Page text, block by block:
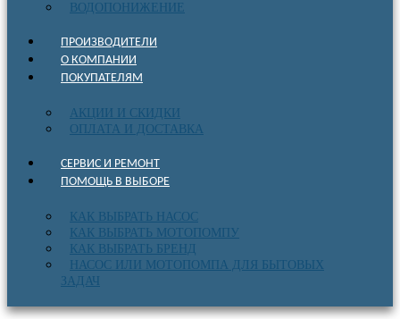
ВОДОПОНИЖЕНИЕ
ПРОИЗВОДИТЕЛИ
О КОМПАНИИ
ПОКУПАТЕЛЯМ
АКЦИИ И СКИДКИ
ОПЛАТА И ДОСТАВКА
СЕРВИС И РЕМОНТ
ПОМОЩЬ В ВЫБОРЕ
КАК ВЫБРАТЬ НАСОС
КАК ВЫБРАТЬ МОТОПОМПУ
КАК ВЫБРАТЬ БРЕНД
НАСОС ИЛИ МОТОПОМПА ДЛЯ БЫТОВЫХ
ЗАДАЧ